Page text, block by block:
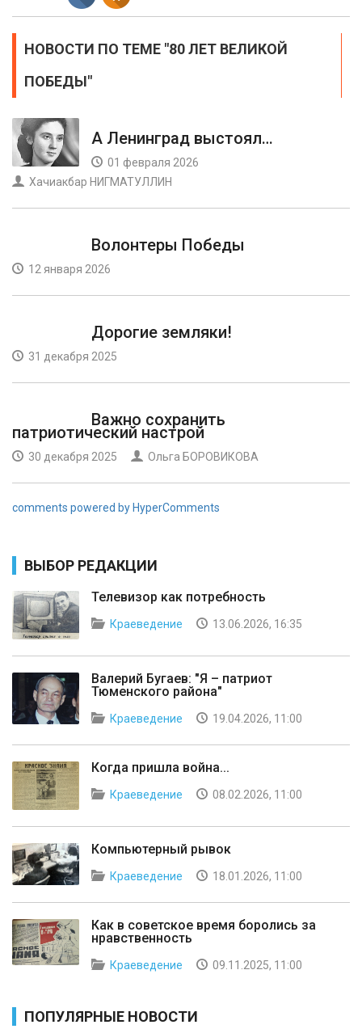
НОВОСТИ ПО ТЕМЕ "80 ЛЕТ ВЕЛИКОЙ
ПОБЕДЫ"
А Ленинград выстоял…
01 февраля 2026
Хачиакбар НИГМАТУЛЛИН
Волонтеры Победы
12 января 2026
Дорогие земляки!
31 декабря 2025
Важно сохранить
патриотический настрой
30 декабря 2025 Ольга БОРОВИКОВА
comments powered by HyperComments
ВЫБОР РЕДАКЦИИ
Телевизор как потребность
Краеведение 13.06.2026, 16:35
Валерий Бугаев: "Я – патриот
Тюменского района"
Краеведение 19.04.2026, 11:00
Когда пришла война...
Краеведение 08.02.2026, 11:00
Компьютерный рывок
Краеведение 18.01.2026, 11:00
Как в советское время боролись за
нравственность
Краеведение 09.11.2025, 11:00
ПОПУЛЯРНЫЕ НОВОСТИ